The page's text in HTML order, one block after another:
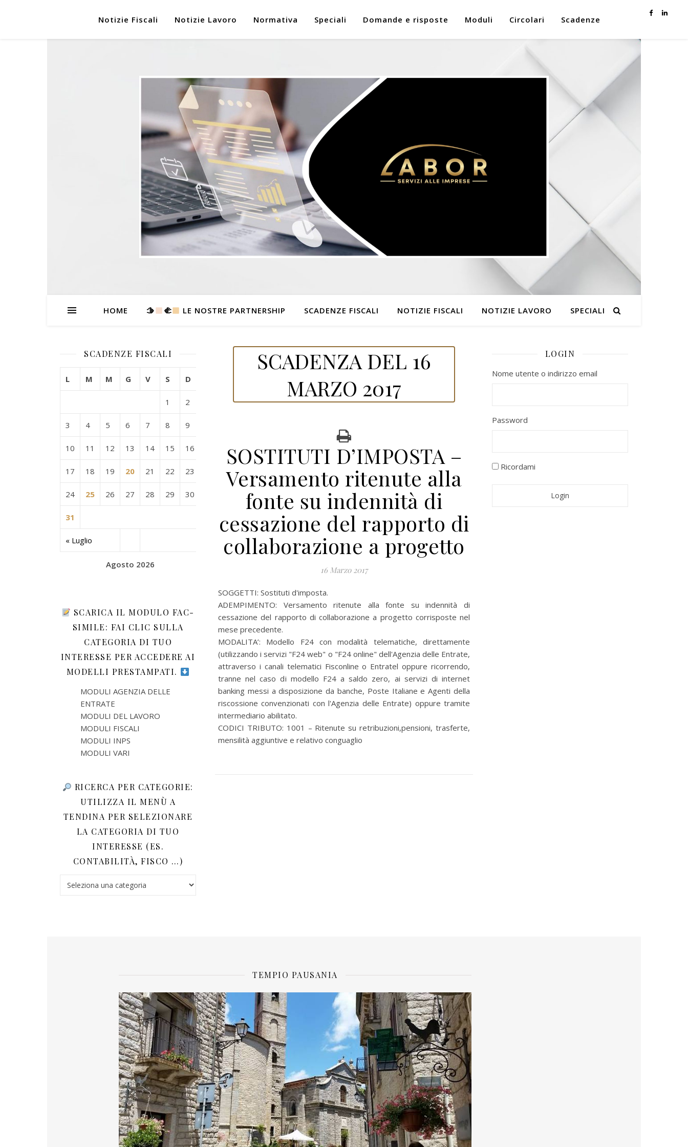
Notizie Fiscali Notizie Lavoro Normativa Speciali Domande e risposte Moduli Circolari Scadenze
HOME 🫱 ‍🫲 LE NOSTRE PARTNERSHIP SCADENZE FISCALI NOTIZIE FISCALI NOTIZIE LAVORO SPECIALI
SCADENZE FISCALI
Agosto 2026
L M M G V S D
« Luglio
1 2
3 4 5 6 7 8 9
10 11 12 13 14 15 16
17 18 19 20 21 22 23
24 25 26 27 28 29 30
31
SCARICA IL MODULO FAC-
SIMILE: FAI CLIC SULLA
CATEGORIA DI TUO
INTERESSE PER ACCEDERE AI
MODELLI PRESTAMPATI.
MODULI AGENZIA DELLE
ENTRATE
MODULI DEL LAVORO
MODULI FISCALI
MODULI INPS
MODULI VARI
RICERCA PER CATEGORIE:
UTILIZZA IL MENÙ A
TENDINA PER SELEZIONARE
LA CATEGORIA DI TUO
INTERESSE (ES.
CONTABILITÀ, FISCO …)
Ricerca per categorie: utilizza il menù a tendina per selezionare la categoria di tuo interesse (es. contabilità, Fisco …)
SCADENZA DEL 16
MARZO 2017
SOSTITUTI D’IMPOSTA –
Versamento ritenute alla
fonte su indennità di
cessazione del rapporto di
collaborazione a progetto
16 Marzo 2017
SOGGETTI: Sostituti d'imposta.
ADEMPIMENTO: Versamento ritenute alla fonte su indennità di
cessazione del rapporto di collaborazione a progetto corrisposte nel
mese precedente.
MODALITA’: Modello F24 con modalità telematiche, direttamente
(utilizzando i servizi "F24 web" o "F24 online" dell'Agenzia delle Entrate,
attraverso i canali telematici Fisconline o Entratel oppure ricorrendo,
tranne nel caso di modello F24 a saldo zero, ai servizi di internet
banking messi a disposizione da banche, Poste Italiane e Agenti della
riscossione convenzionati con l'Agenzia delle Entrate) oppure tramite
intermediario abilitato.
CODICI TRIBUTO: 1001 – Ritenute su retribuzioni,pensioni, trasferte,
mensilità aggiuntive e relativo conguaglio
LOGIN
Nome utente o indirizzo email
Password
Ricordami
TEMPIO PAUSANIA